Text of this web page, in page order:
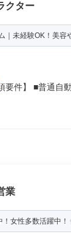
クター
｜未経験OK！美容
要件】 ■普通自
業
女性多数活躍中！